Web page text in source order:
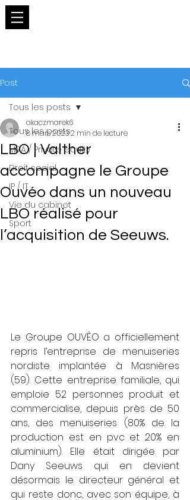
Post
Tous les posts
M&A / Private equity
Droit social
IP / IT
Vie du cabinet
Sport
Tous les posts
LBO | Valther
accompagne le Groupe
Ouvéo dans un nouveau
LBO réalisé pour
l’acquisition de Seeuws.
akaczmarek6
8 mars 20232 min de lecture
Le Groupe OUVÊO a officiellement
repris l’entreprise de menuiseries
nordiste implantée à Masnières
(59). Cette entreprise familiale, qui
emploie 52 personnes produit et
commercialise, depuis près de 50
ans, des menuiseries (80% de la
production est en pvc et 20% en
aluminium). Elle était dirigée par
Dany Seeuws qui en devient
désormais le directeur général et
qui reste donc, avec son équipe, à